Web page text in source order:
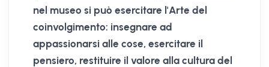
nel museo si può esercitare l'Arte del
coinvolgimento: insegnare ad
appassionarsi alle cose, esercitare il
pensiero, restituire il valore alla cultura del